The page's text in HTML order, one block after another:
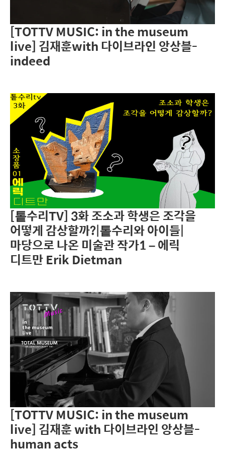
[TOTTV MUSIC: in the museum
live] 김재훈with 다이브라인 앙상블-
indeed
[톹수리TV] 3화 조소과 학생은 조각을
어떻게 감상할까?|톹수리와 아이들|
마당으로 나온 미술관 작가1 – 에릭
디트만 Erik Dietman
[TOTTV MUSIC: in the museum
live] 김재훈 with 다이브라인 앙상블-
human acts